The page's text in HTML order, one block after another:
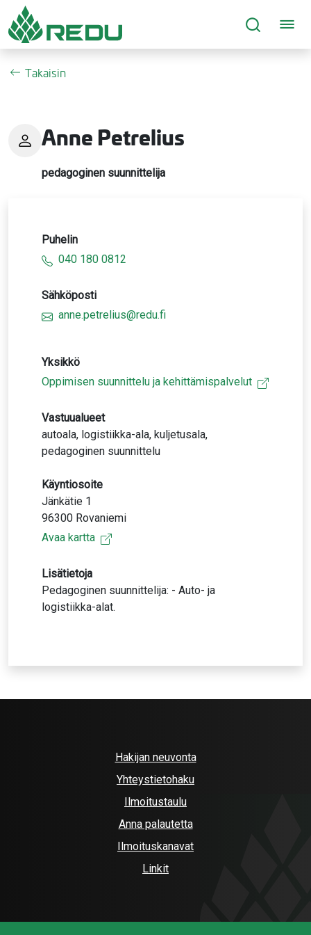
Siirry sivusisältöön
Takaisin
Anne Petrelius
pedagoginen suunnittelija
Puhelin
040 180 0812
Sähköposti
anne.petrelius@redu.fi
Yksikkö
Oppimisen suunnittelu ja kehittämispalvelut
Vastuualueet
autoala, logistiikka-ala, kuljetusala,
pedagoginen suunnittelu
Käyntiosoite
Jänkätie 1
96300 Rovaniemi
Avaa kartta
Lisätietoja
Pedagoginen suunnittelija: - Auto- ja
logistiikka-alat.
Hakijan neuvonta
Yhteystietohaku
Ilmoitustaulu
Anna palautetta
Ilmoituskanavat
Linkit